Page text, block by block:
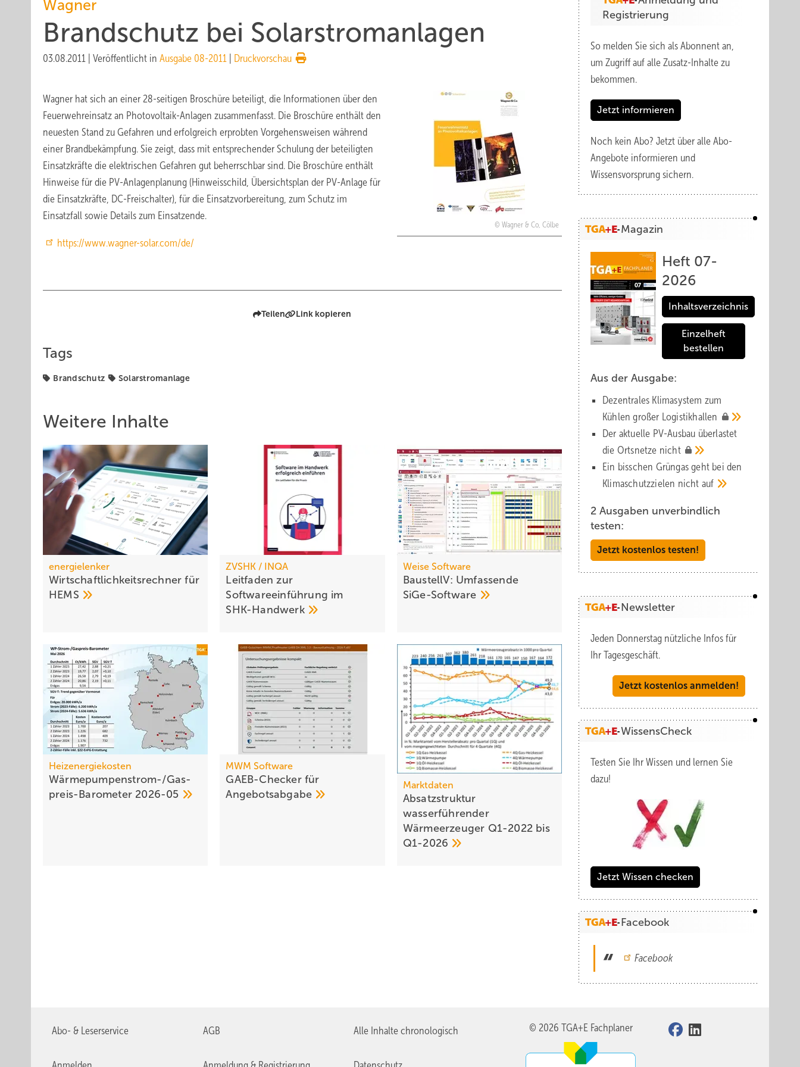
Wagner
Brandschutz bei Solarstromanlagen
03.08.2011 Veröffentlicht in Ausgabe 08-2011 Druckvorschau
Wagner & Co, Cölbe
Wagner hat sich an einer 28-seitigen Broschüre beteiligt, die Informationen über den
Feuerwehreinsatz an Photovoltaik-Anlagen zusammenfasst. Die Broschüre enthält den
neuesten Stand zu Gefahren und erfolgreich erprobten Vorgehensweisen während
einer Brandbekämpfung. Sie zeigt, dass mit entsprechender Schulung der beteiligten
Einsatzkräfte die elektrischen Gefahren gut beherrschbar sind. Die Broschüre enthält
Hinweise für die PV-Anlagenplanung (Hinweisschild, Übersichtsplan der PV-Anlage für
die Einsatzkräfte, DC-Freischalter), für die Einsatzvorbereitung, zum Schutz im
Einsatzfall sowie Details zum Einsatzende.
https://www.wagner-solar.com/de/
Teilen Link kopieren
Tags
Brandschutz Solarstromanlage
Weitere Inhalte
energielenker
Wirtschaftlichkeitsrechner für
HEMS
ZVSHK / INQA
Leitfaden zur
Softwareeinführung im
SHK-Handwerk
Weise Software
BaustellV: Umfassende
SiGe-Software
Heizenergiekosten
Wärmepumpen­strom-/Gas­
preis-Baro­meter 2026-05
MWM Software
GAEB-Checker für
Angebotsabgabe
Marktdaten
Absatzstruktur
wasserführender
Wärmeerzeuger Q1-2022 bis
Q1-2026
Registrierung
So melden Sie sich als Abonnent an,
um Zugriff auf alle Zusatz-Inhalte zu
bekommen.
Jetzt informieren
Noch kein Abo? Jetzt über alle Abo-
Angebote informieren und
Wissensvorsprung sichern.
Magazin
Heft 07-
2026
Inhaltsverzeichnis
Einzelheft
bestellen
Aus der Ausgabe:
Dezentrales Klimasystem zum
Kühlen großer Logistik­hallen
Der aktuelle PV-Ausbau über­lastet
die Orts­netze nicht
Ein bisschen Grüngas geht bei den
Klima­schutz­zielen nicht auf
2 Ausgaben unverbindlich
testen:
Jetzt kostenlos testen!
Newsletter
Jeden Donnerstag nützliche Infos für
Ihr Tagesgeschäft.
Jetzt kostenlos anmelden!
WissensCheck
Testen Sie Ihr Wissen und lernen Sie
dazu!
Jetzt Wissen checken
Facebook
Facebook
Abo- & Leserservice AGB Alle Inhalte chronologisch © 2026 TGA+E Fachplaner